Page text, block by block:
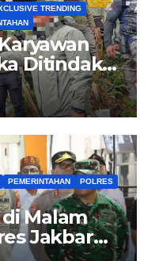
TRENDING
Ditindak
di
PEMERINTAHAN
POLRES
Malam
Jakbar